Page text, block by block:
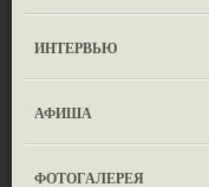
ИНТЕРВЬЮ
АФИША
ФОТОГАЛЕРЕЯ